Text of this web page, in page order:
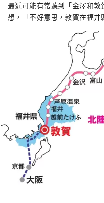
最近可能有常聽到「金澤和
想，「不好意思，敦賀在福井